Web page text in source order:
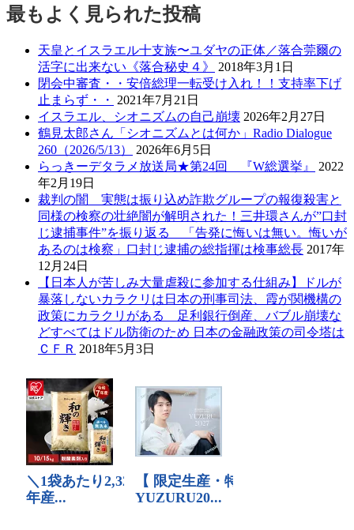
最もよく見られた投稿
天皇とイスラエル十支族〜ユダヤの正体／落合莞爾の
活字に出来ない《落合秘史４》
2018年3月1日
閉会中審査・・安倍総理一転受け入れ！！支持率下げ
止まらず・・
2021年7月21日
イスラエル、シオニズムの自己崩壊 2026年2月27日
鶴見太郎さん「シオニズムとは何か」Radio Dialogue
260（2026/5/13）
2026年6月5日
らっきーデタラメ放送局★第24回 『W総選挙』
2022
年2月19日
裁判の闇 実態は振り込め詐欺グループの報復殺害と
同様の検察の壮絶闇が解明された！三井環さんが”口封
じ逮捕事件”を振り返る 「告発に悔いは無い。悔いが
あるのは検察」口封じ逮捕の総指揮は検事総長 2017年
12月24日
【日本人が苦しみ大量虐殺に参加する仕組み】ドルが
暴落しないカラクリは日本の刑事司法、霞が関機構の
政策にカラクリがある 足利銀行倒産、バブル崩壊な
どすべてはドル防衛のため 日本の金融政策の司令塔は
ＣＦＲ 2018年5月3日